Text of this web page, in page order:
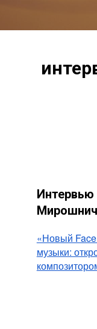
Интервью
«Новый
музыки: